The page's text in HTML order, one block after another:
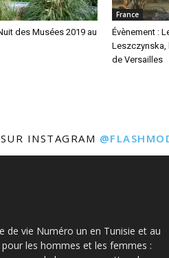
des Musées 2019 au
France
Évènement :
Leszczynska,
de Versailles
INSTAGRAM
de vie Numéro un en Tunisie et au
les hommes et les femmes :